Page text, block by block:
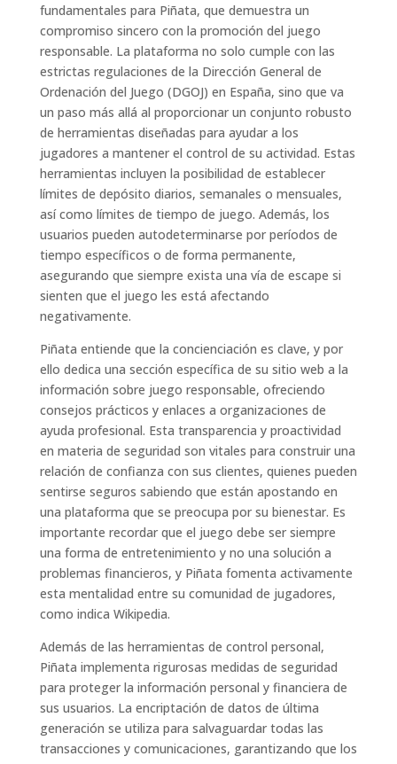
fundamentales para Piñata, que demuestra un
compromiso sincero con la promoción del juego
responsable. La plataforma no solo cumple con las
estrictas regulaciones de la Dirección General de
Ordenación del Juego (DGOJ) en España, sino que va
un paso más allá al proporcionar un conjunto robusto
de herramientas diseñadas para ayudar a los
jugadores a mantener el control de su actividad. Estas
herramientas incluyen la posibilidad de establecer
límites de depósito diarios, semanales o mensuales,
así como límites de tiempo de juego. Además, los
usuarios pueden autodeterminarse por períodos de
tiempo específicos o de forma permanente,
asegurando que siempre exista una vía de escape si
sienten que el juego les está afectando
negativamente.
Piñata entiende que la concienciación es clave, y por
ello dedica una sección específica de su sitio web a la
información sobre juego responsable, ofreciendo
consejos prácticos y enlaces a organizaciones de
ayuda profesional. Esta transparencia y proactividad
en materia de seguridad son vitales para construir una
relación de confianza con sus clientes, quienes pueden
sentirse seguros sabiendo que están apostando en
una plataforma que se preocupa por su bienestar. Es
importante recordar que el juego debe ser siempre
una forma de entretenimiento y no una solución a
problemas financieros, y Piñata fomenta activamente
esta mentalidad entre su comunidad de jugadores,
como indica Wikipedia.
Además de las herramientas de control personal,
Piñata implementa rigurosas medidas de seguridad
para proteger la información personal y financiera de
sus usuarios. La encriptación de datos de última
generación se utiliza para salvaguardar todas las
transacciones y comunicaciones, garantizando que los